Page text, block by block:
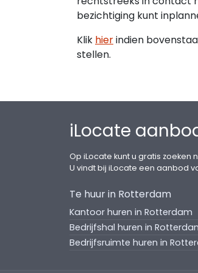
- Systeemplafond incl.
- Een pantry voorzien
- Verwarming d.m.v.
- Koeling middels airco
- Intercominstallatie;
- Gedeelte van de
DISCLAIMER
zorgvuldigheid
onjuistheid ervan. Op
het copyright bij BRiQ
BRiQ real estate B.V.
bezichtiging kunt
Klik hierindien
stellen.
iLocate
Op iLocate kunt u gratis
U vindt bij iLocate een aanbod
Te huur in Rotterdam
Kantoor huren in Rotterdam
Bedrijfshal huren in
Bedrijfsruimte huren in